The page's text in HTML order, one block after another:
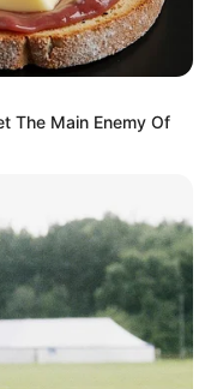
The Main Enemy Of